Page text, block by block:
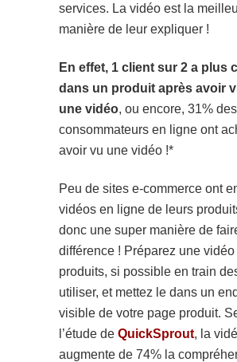
services. La vidéo est la
manière de leur expliquer !
En effet, 1 client sur 2 a plus
dans un produit après avoir
une vidéo, ou encore, 31% des
consommateurs en ligne ont
avoir vu une vidéo !*
Peu de sites e-commerce ont
vidéos en ligne de leurs
donc une super manière de
différence ! Préparez une
produits, si possible en train
utiliser, et mettez le dans un
visible de votre page produit.
l’étude de QuickSprout, la
augmente de 74% la